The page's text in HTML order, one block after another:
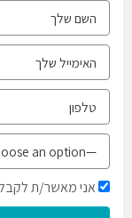
אני מאשר/ת לקבל